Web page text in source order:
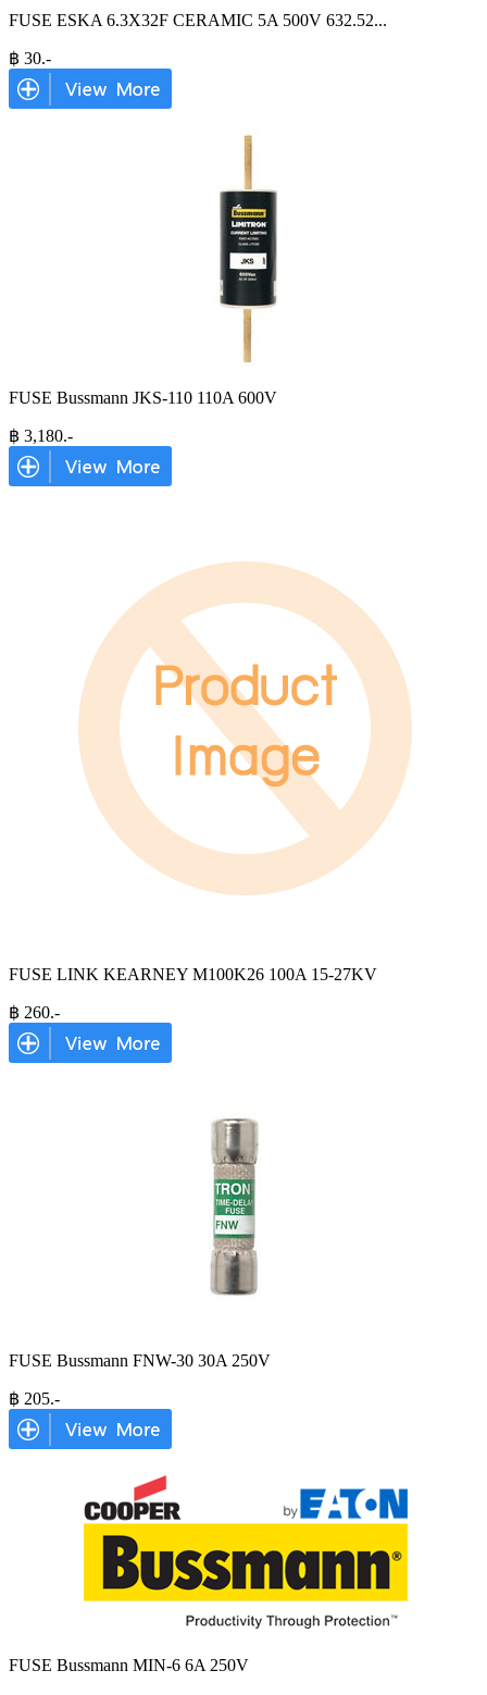
FUSE ESKA 6.3X32F CERAMIC 5A 500V 632.52...
฿ 30.-
FUSE Bussmann JKS-110 110A 600V
฿ 3,180.-
FUSE LINK KEARNEY M100K26 100A 15-27KV
฿ 260.-
FUSE Bussmann FNW-30 30A 250V
฿ 205.-
FUSE Bussmann MIN-6 6A 250V